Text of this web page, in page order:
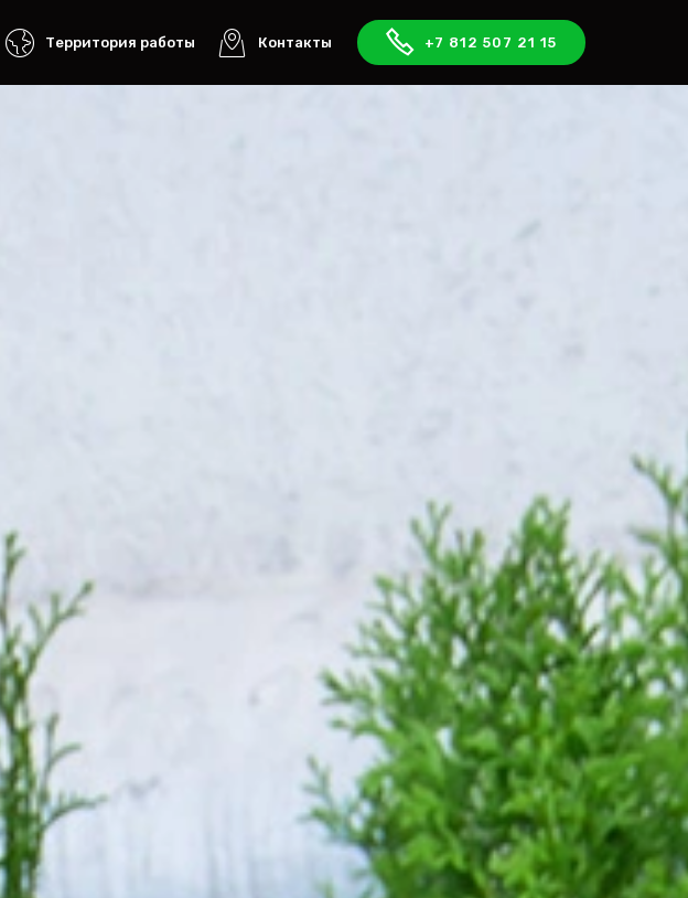
Территория работы Контакты +7 812 507 21 15